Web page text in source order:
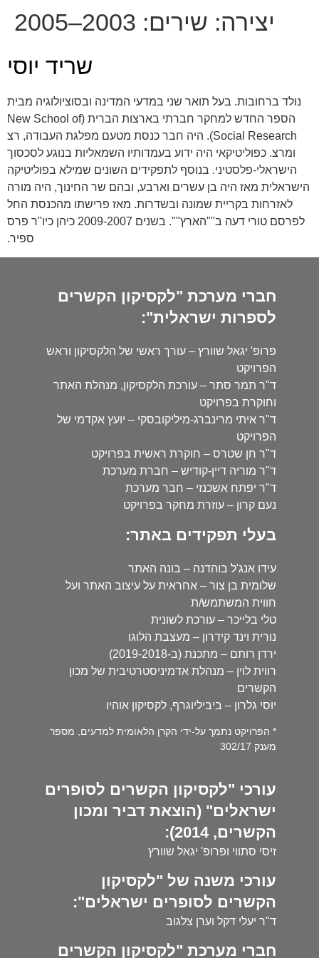
יצירה: שירים: 2003–2005
שריד יוסי
נולד ברחובות. בעל תואר שני במדעי המדינה ובסוציולוגיה מבית
הספר החדש למחקר חברתי בארצות הברית (New School of
Social Research). היה חבר כנסת מטעם מפלגת העבודה, רצ
ומרצ. כפוליטיקאי היה ידוע בעמדותיו השמאליות בנוגע לסכסוך
הישראלי-פלסטיני. בנוסף לתפקידים השונים שמילא בפוליטיקה
הישראלית מאז היה בן עשרים וארבע, ובהם שר החינוך, היה מורה
לאזרחות בקריית שמונה ובשדרות. מאז פרישתו מהכנסת החל
לפרסם טורי דעה ב""הארץ"". בשנים 2009-2007 כיהן כיו"ר פרס
ספיר.
חברי מערכת "לקסיקון הקשרים
לספרות ישראלית":
פרופ' יגאל שוורץ – עורך ראשי של הלקסיקון וראש
הפרויקט
ד"ר תמר סתר – עורכת הלקסיקון, מנהלת האתר
וחוקרת בפרויקט
ד"ר איתי מרינברג-מיליקובסקי – יועץ אקדמי של
הפרויקט
ד"ר חן שטרס – חוקרת ראשית בפרויקט
ד"ר מוריה דיין-קודיש – חברת מערכת
ד"ר יפתח אשכנזי – חבר מערכת
נעם קרון – עוזרת מחקר בפרויקט
בעלי תפקידים באתר:
עידו אנג'ל בוהדנה – בונה האתר
שלומית בן צור – אחראית על עיצוב האתר ועל
חווית המשתמש/ת
טלי בלייכר – עורכת לשונית
נורית וינד קידרון – מעצבת הלוגו
ירדן רותם – מתכנת (ב-2019-2018)
רווית לוין – מנהלת אדמיניסטרטיבית של מכון
הקשרים
יוסי גלרון – ביביליוגרף, לקסיקון אוהיו
* הפרויקט נתמך על-ידי הקרן הלאומית למדעים, מספר
מענק 302/17
עורכי "לקסיקון הקשרים לסופרים
ישראלים" (הוצאת דביר ומכון
הקשרים, 2014):
זיסי סתווי ופרופ' יגאל שוורץ
עורכי משנה של "לקסיקון
הקשרים לסופרים ישראלים":
ד"ר יעלי דקל וערן צלגוב
חברי מערכת "לקסיקון הקשרים